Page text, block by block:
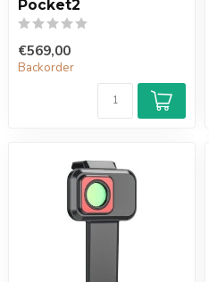
Pocket2
€569,00
Backorder